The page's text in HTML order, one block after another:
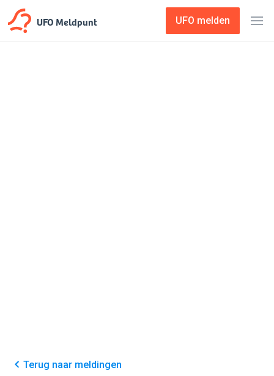
UFO Meldpunt UFO melden
Terug naar meldingen